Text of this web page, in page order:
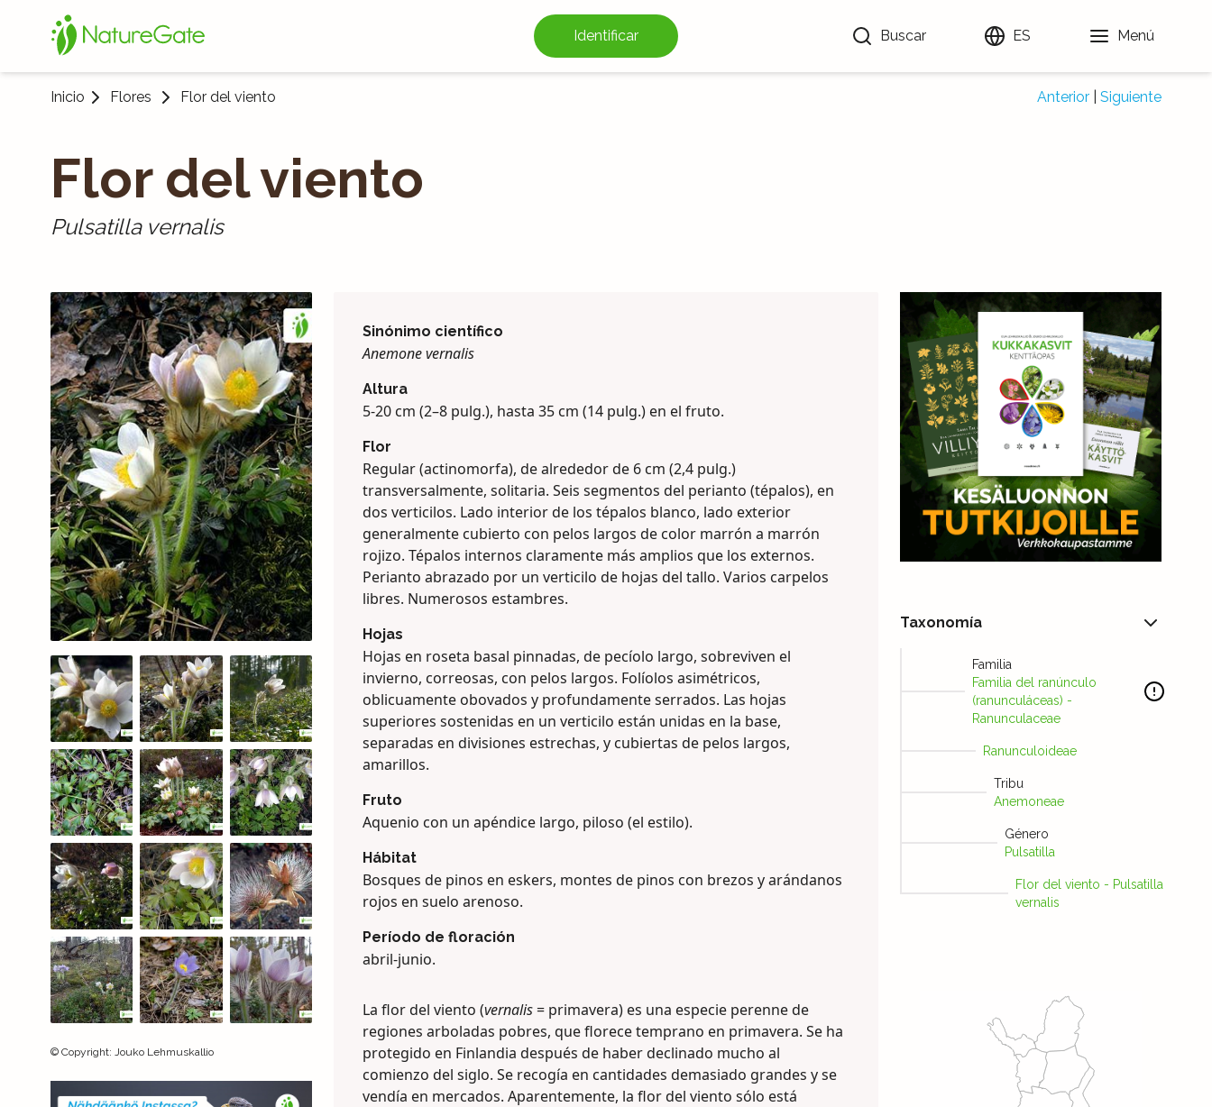
Identificar Buscar ES Menú
Inicio Flores Flor del viento Anterior Siguiente
Flor del viento
Pulsatilla vernalis
© Copyright: Jouko Lehmuskallio
Sinónimo científico
Anemone vernalis
Altura
5-20 cm (2–8 pulg.), hasta 35 cm (14 pulg.) en el fruto.
Flor
Regular (actinomorfa), de alrededor de 6 cm (2,4 pulg.)
transversalmente, solitaria. Seis segmentos del perianto (tépalos), en
dos verticilos. Lado interior de los tépalos blanco, lado exterior
generalmente cubierto con pelos largos de color marrón a marrón
rojizo. Tépalos internos claramente más amplios que los externos.
Perianto abrazado por un verticilo de hojas del tallo. Varios carpelos
libres. Numerosos estambres.
Hojas
Hojas en roseta basal pinnadas, de pecíolo largo, sobreviven el
invierno, correosas, con pelos largos. Folíolos asimétricos,
oblicuamente obovados y profundamente serrados. Las hojas
superiores sostenidas en un verticilo están unidas en la base,
separadas en divisiones estrechas, y cubiertas de pelos largos,
amarillos.
Fruto
Aquenio con un apéndice largo, piloso (el estilo).
Hábitat
Bosques de pinos en eskers, montes de pinos con brezos y arándanos
rojos en suelo arenoso.
Período de floración
abril-junio.
La flor del viento (vernalis= primavera) es una especie perenne de
regiones arboladas pobres, que florece temprano en primavera. Se ha
protegido en Finlandia después de haber declinado mucho al
comienzo del siglo. Se recogía en cantidades demasiado grandes y se
vendía en mercados. Aparentemente, la flor del viento sólo está
Taxonomía
Familia
Familia del ranúnculo
(ranunculáceas) -
Ranunculaceae
Ranunculoideae
Tribu
Anemoneae
Género
Pulsatilla
Flor del viento - Pulsatilla
vernalis